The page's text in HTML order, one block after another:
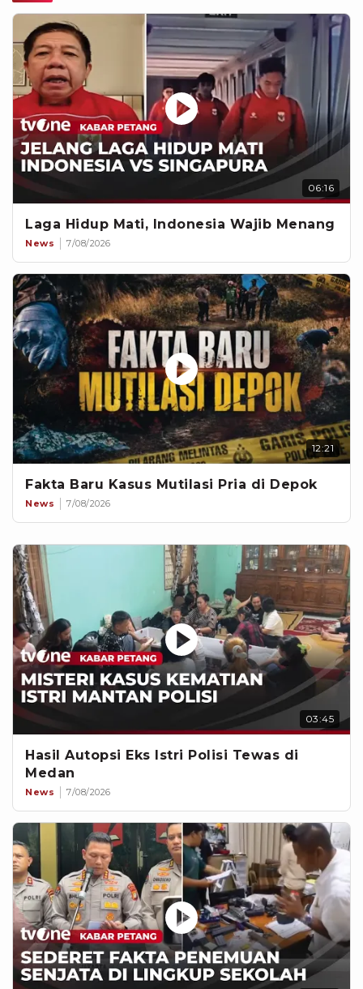
06:16
Laga Hidup Mati, Indonesia Wajib Menang
News 7/08/2026
12:21
Fakta Baru Kasus Mutilasi Pria di Depok
News 7/08/2026
03:45
Hasil Autopsi Eks Istri Polisi Tewas di
Medan
News 7/08/2026